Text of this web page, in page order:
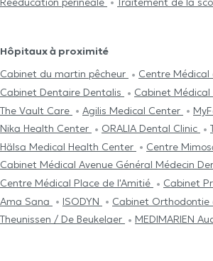
Hôpitaux à proximité
Cabinet du martin pêcheur
Centre Médical
Cabinet Dentaire Dentalis
Cabinet Médical
The Vault Care
Agilis Medical Center
Nika Health Center
ORALIA Dental Clinic
Hälsa Medical Health Center
Centre
Cabinet Médical Avenue Général Médecin
Centre Médical Place de l'Amitié
Cabinet
Ama Sana
ISODYN
Cabinet Orthodontie
Theunissen / De Beukelaer
MEDIMARIEN